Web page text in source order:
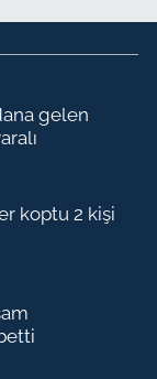
gelen
koptu 2 kişi